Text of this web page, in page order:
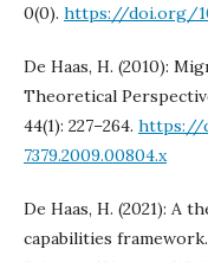
0(0). https://doi.org/
De Haas, H. (2010):
Theoretical
44(1): 227–264. https://
7379.2009.00804.x
De Haas, H. (2021): A
capabilities